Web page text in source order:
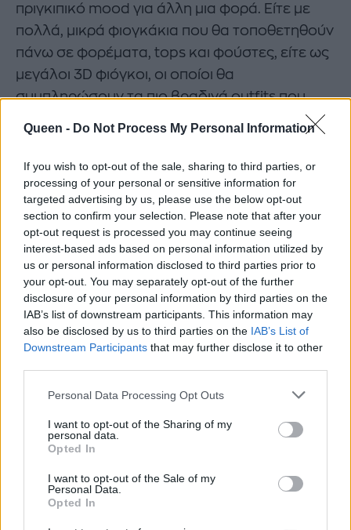
Queen - Do Not Process My Personal Information
If you wish to opt-out of the sale, sharing to third parties, or
processing of your personal or sensitive information for
targeted advertising by us, please use the below opt-out
section to confirm your selection. Please note that after your
opt-out request is processed you may continue seeing
interest-based ads based on personal information utilized by
us or personal information disclosed to third parties prior to
your opt-out. You may separately opt-out of the further
disclosure of your personal information by third parties on the
IAB’s list of downstream participants. This information may
also be disclosed by us to third parties on the IAB’s List of
Downstream Participants that may further disclose it to other
Personal Data Processing Opt Outs
I want to opt-out of the Sharing of my
personal data.
Opted In
I want to opt-out of the Sale of my
Personal Data.
Opted In
πριγκιπικό mood για άλλη μια φορά. Είτε με
πολλά, μικρά φιογκάκια που θα τοποθετηθούν
πάνω σε φορέματα, tops και φούστες, είτε ως
μεγάλοι 3D φιόγκοι, οι οποίοι θα
συμπληρώσουν τα πιο βραδινά outfits που